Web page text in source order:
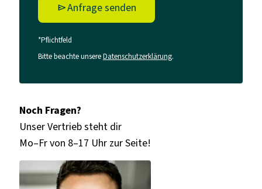
Anfrage senden
*Pflichtfeld
Bitte beachte unsereDatenschutzerklärung.
Noch Fragen?
Unser Vertrieb steht dir
Mo–Fr von 8–17 Uhr zur Seite!